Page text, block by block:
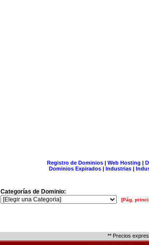
Registro de Dominios| Web Hosting |
Dominios Expirados | Industrias |
Categorías de Dominio:
[Pág.
** Precios